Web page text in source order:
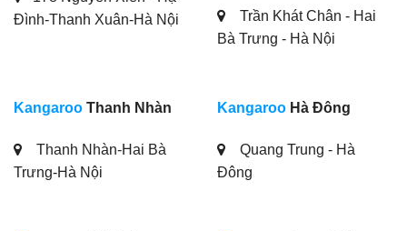
Đình-Thanh Xuân-Hà Nội
Trần Khát Chân - Hai
Bà Trưng - Hà Nội
Kangaroo Thanh Nhàn
Thanh Nhàn-Hai Bà
Trưng-Hà Nội
Kangaroo Hà Đông
Quang Trung - Hà
Đông